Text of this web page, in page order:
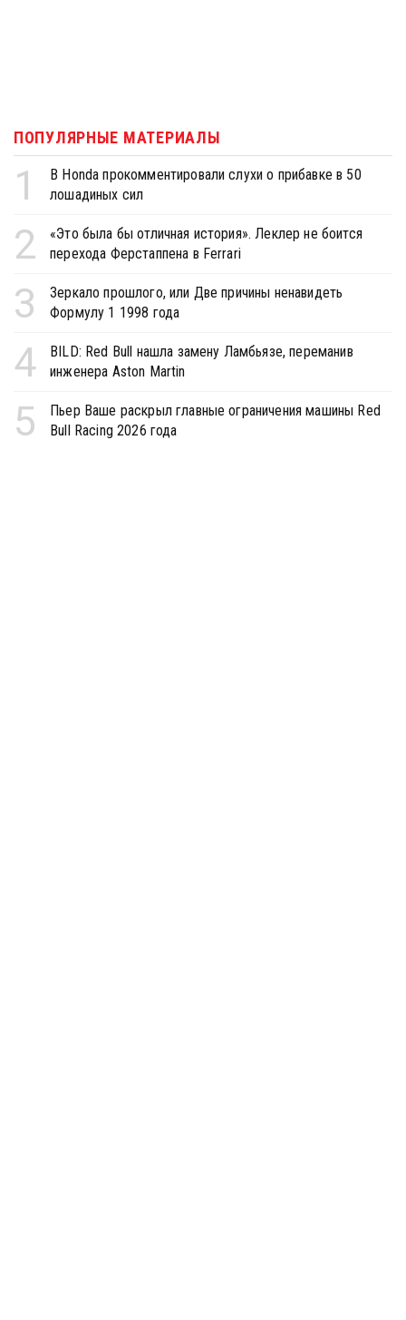
ПОПУЛЯРНЫЕ МАТЕРИАЛЫ
1
В Honda прокомментировали слухи о прибавке в 50
лошадиных сил
2
«Это была бы отличная история». Леклер не боится
перехода Ферстаппена в Ferrari
3
Зеркало прошлого, или Две причины ненавидеть
Формулу 1 1998 года
4
BILD: Red Bull нашла замену Ламбьязе, переманив
инженера Aston Martin
5
Пьер Ваше раскрыл главные ограничения машины Red
Bull Racing 2026 года